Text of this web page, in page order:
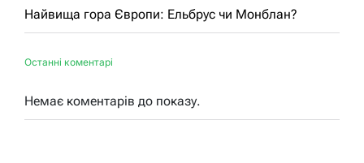
Найвища гора Європи: Ельбрус чи Монблан?
Останні коментарі
Немає коментарів до показу.